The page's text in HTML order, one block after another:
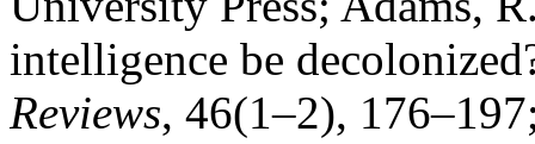
intelligence be
Reviews, 46(1–2),